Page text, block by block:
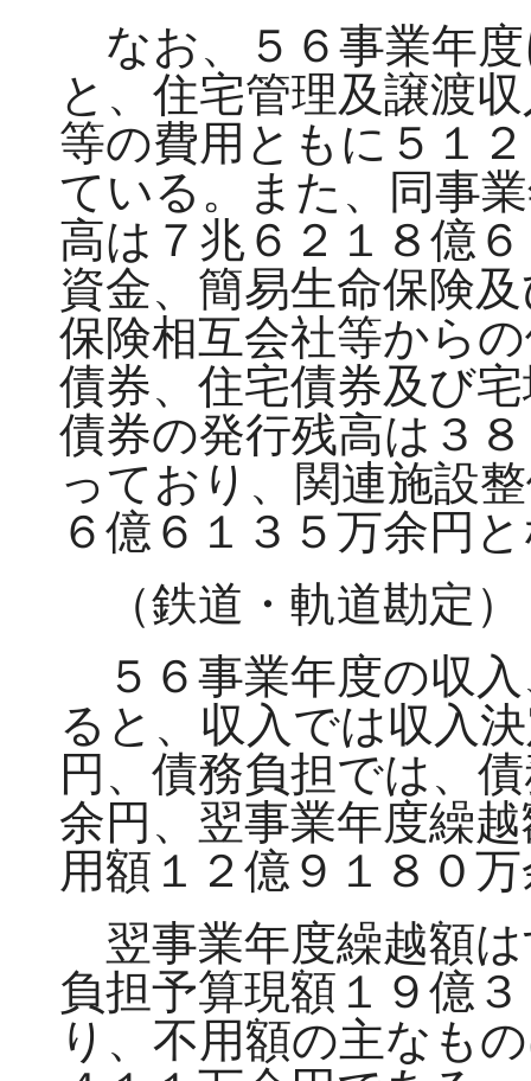
なお、５６事業年
と、住宅管理及譲渡
等の費用ともに５１
ている。また、同事
高は７兆６２１８億
資金、簡易生命保険
保険相互会社等から
債券、住宅債券及び
債券の発行残高は３
っており、関連施設
６億６１３５万余円
（鉄道・軌道勘定）
５６事業年度の収
ると、収入では収入
円、債務負担では、
余円、翌事業年度繰
用額１２億９１８０
翌事業年度繰越額
負担予算現額１９億
り、不用額の主なも